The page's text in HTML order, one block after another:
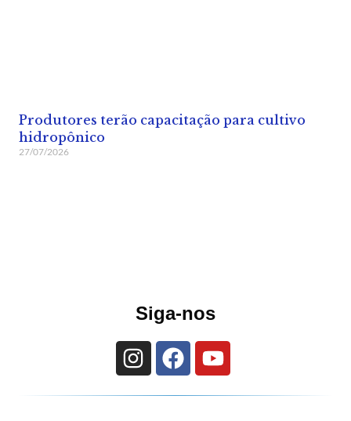
Produtores terão capacitação para cultivo
hidropônico
27/07/2026
Siga-nos